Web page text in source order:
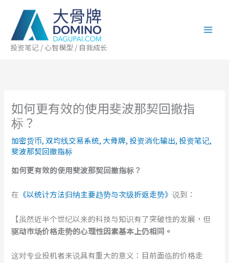
投资笔记 / 心智模型 / 自我成长
如何更有效的使用斐波那契回撤指
标？
加密货币,双均线交易系统, 大骨牌,投资消化输出,投资笔记,
斐波那契回撤指标
如何更有效的使用斐波那契回撤指标？
在 《以统计方法归纳主要趋势与次级折返走势》说到：
【虽然近半个世纪以来的科技与知识有了突破性的发展，但
驱动市场价格走势的心理性因素基本上仍相同。
这对专业投机者来说具有重大的意义：目前面临的价格走